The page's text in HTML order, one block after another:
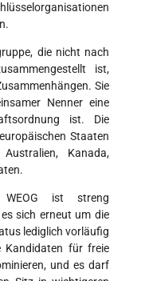
die nicht nach
ist,
Sie
Nenner eine
ist. Die
Staaten
Kanada,
ist streng
sich erneut um die
lediglich vorläufig
für freie
und es darf